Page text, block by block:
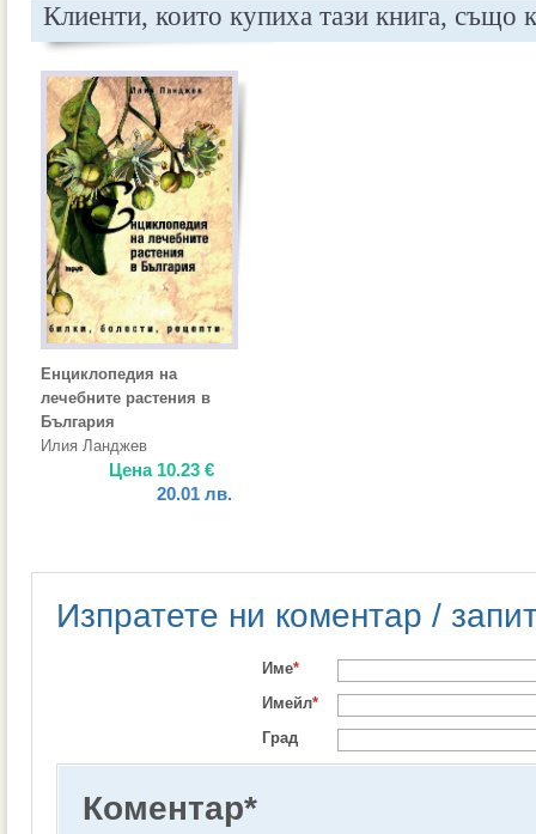
Клиенти, които купиха тази книга, също
Енциклопедия на
лечебните растения в
България
Илия Ланджев
Цена 10.23 €
20.01 лв.
Изпратете ни коментар /
Име*
Имейл*
Град
Коментар*